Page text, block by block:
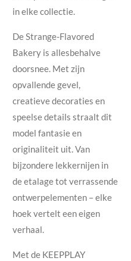
in elke collectie.
De Strange-Flavored
Bakery is allesbehalve
doorsnee. Met zijn
opvallende gevel,
creatieve decoraties en
speelse details straalt dit
model fantasie en
originaliteit uit. Van
bijzondere lekkernijen in
de etalage tot verrassende
ontwerpelementen – elke
hoek vertelt een eigen
verhaal.
Met de KEEPPLAY